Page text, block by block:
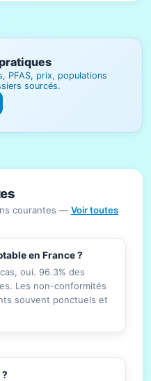
PFAS, prix, populations
sourcés.
courantes — Voir toutes
en France ?
oui. 96.3% des
Les non-conformités
souvent ponctuels et